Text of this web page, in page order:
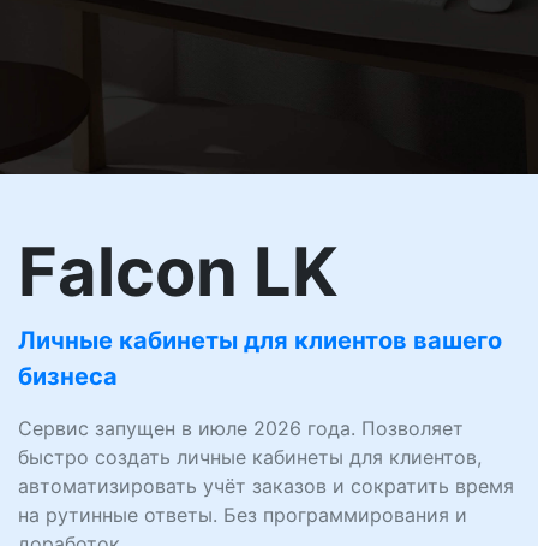
Falcon LK
Личные кабинеты для клиентов вашего
бизнеса
Сервис запущен в июле 2026 года. Позволяет
быстро создать личные кабинеты для клиентов,
автоматизировать учёт заказов и сократить время
на рутинные ответы. Без программирования и